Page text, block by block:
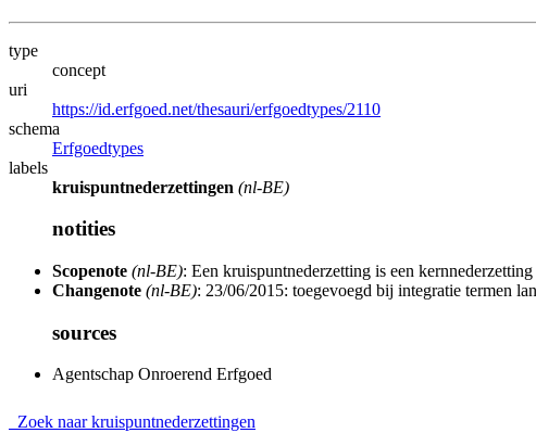
type
concept
uri
https://id.erfgoed.net/thesauri/erfgoedtypes/2110
schema
Erfgoedtypes
labels
kruispuntnederzettingen (nl-BE)
notities
Scopenote (nl-BE): Een kruispuntnederzetting is een
Changenote (nl-BE): 23/06/2015: toegevoegd bij integratie termen
sources
Agentschap Onroerend Erfgoed
Zoek naar kruispuntnederzettingen